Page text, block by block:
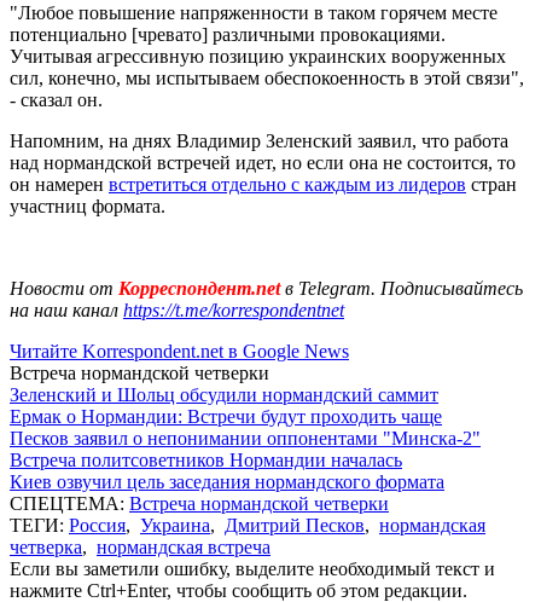
"Любое повышение напряженности в таком горячем месте
потенциально [чревато] различными провокациями.
Учитывая агрессивную позицию украинских вооруженных
сил, конечно, мы испытываем обеспокоенность в этой связи",
- сказал он.
Напомним, на днях Владимир Зеленский заявил, что работа
над нормандской встречей идет, но если она не состоится, то
он намерен встретиться отдельно с каждым из лидеров стран
участниц формата.
Новости от Корреспондент.netв Telegram. Подписывайтесь
на наш канал https://t.me/korrespondentnet
Читайте Korrespondent.net в Google News
Встреча нормандской четверки
Зеленский и Шольц обсудили нормандский саммит
Ермак о Нормандии: Встречи будут проходить чаще
Песков заявил о непонимании оппонентами "Минска-2"
Встреча политсоветников Нормандии началась
Киев озвучил цель заседания нормандского формата
СПЕЦТЕМА: Встреча нормандской четверки
ТЕГИ: Россия, Украина, Дмитрий Песков, нормандская
четверка, нормандская встреча
Если вы заметили ошибку, выделите необходимый текст и
нажмите Ctrl+Enter, чтобы сообщить об этом редакции.